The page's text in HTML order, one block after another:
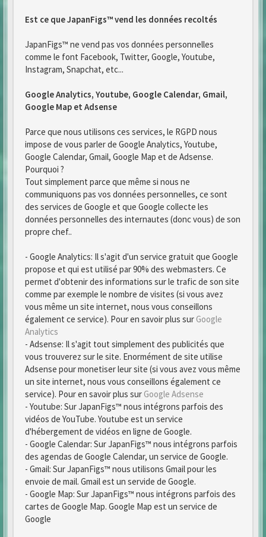
Est ce que JapanFigs™ vend les données recoltés
JapanFigs™ ne vend pas vos données personnelles
comme le font Facebook, Twitter, Google, Youtube,
Instagram, Snapchat, etc...
Google Analytics, Youtube, Google Calendar, Gmail,
Google Map et Adsense
Parce que nous utilisons ces services, le RGPD nous
impose de vous parler de Google Analytics, Youtube,
Google Calendar, Gmail, Google Map et de Adsense.
Pourquoi ?
Tout simplement parce que même si nous ne
communiquons pas vos données personnelles, ce sont
des services de Google et que Google collecte les
données personnelles des internautes (donc vous) de son
propre chef..
- Google Analytics: Il s'agit d'un service gratuit que Google
propose et qui est utilisé par 90% des webmasters. Ce
permet d'obtenir des informations sur le trafic de son site
comme par exemple le nombre de visites (si vous avez
vous même un site internet, nous vous conseillons
également ce service). Pour en savoir plus sur Google
Analytics
- Adsense: Il s'agit tout simplement des publicités que
vous trouverez sur le site. Enormément de site utilise
Adsense pour monetiser leur site (si vous avez vous même
un site internet, nous vous conseillons également ce
service). Pour en savoir plus sur Google Adsense
- Youtube: Sur JapanFigs™ nous intégrons parfois des
vidéos de YouTube. Youtube est un service
d'hébergement de vidéos en ligne de Google.
- Google Calendar: Sur JapanFigs™ nous intégrons parfois
des agendas de Google Calendar, un service de Google.
- Gmail: Sur JapanFigs™ nous utilisons Gmail pour les
envoie de mail. Gmail est un servide de Google.
- Google Map: Sur JapanFigs™ nous intégrons parfois des
cartes de Google Map. Google Map est un service de
Google